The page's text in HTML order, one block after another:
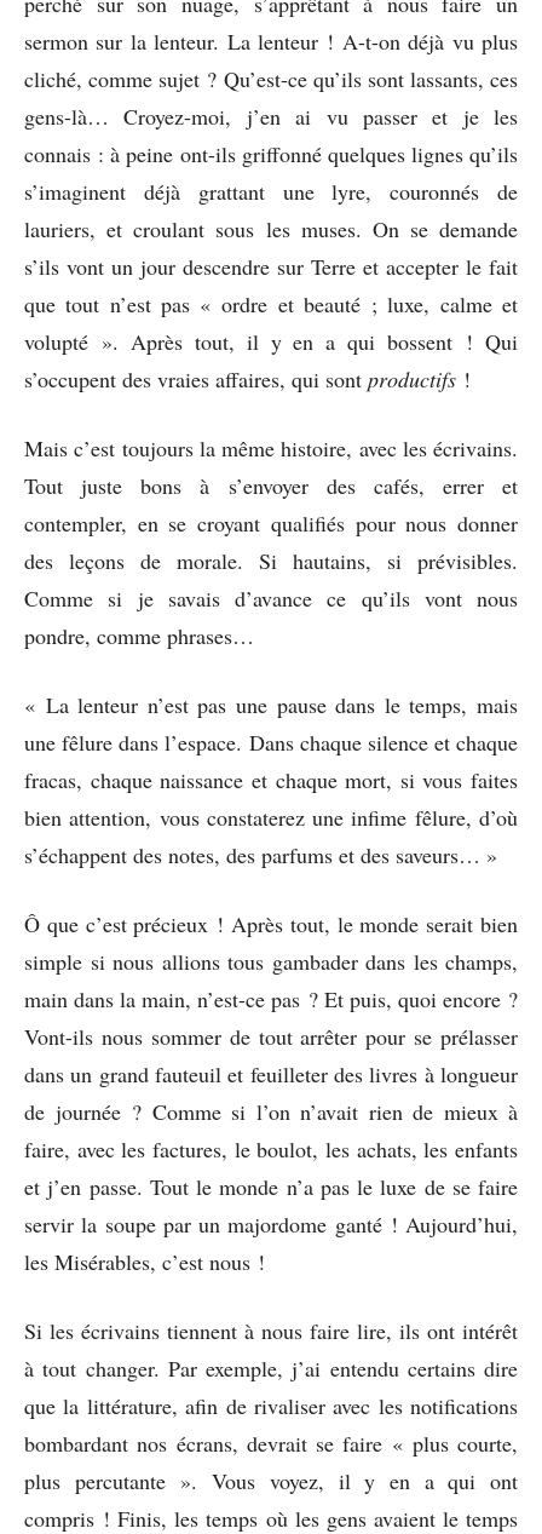
sermon sur la lenteur. La lenteur ! A-t-on déjà vu plus
cliché, comme sujet ? Qu’est-ce qu’ils sont lassants, ces
gens-là… Croyez-moi, j’en ai vu passer et je les
connais : à peine ont-ils griffonné quelques lignes qu’ils
s’imaginent déjà grattant une lyre, couronnés de
lauriers, et croulant sous les muses. On se demande
s’ils vont un jour descendre sur Terre et accepter le fait
que tout n’est pas « ordre et beauté ; luxe, calme et
volupté ». Après tout, il y en a qui bossent ! Qui
s’occupent des vraies affaires, qui sont productifs !
Mais c’est toujours la même histoire, avec les écrivains.
Tout juste bons à s’envoyer des cafés, errer et
contempler, en se croyant qualifiés pour nous donner
des leçons de morale. Si hautains, si prévisibles.
Comme si je savais d’avance ce qu’ils vont nous
pondre, comme phrases…
« La lenteur n’est pas une pause dans le temps, mais
une fêlure dans l’espace. Dans chaque silence et chaque
fracas, chaque naissance et chaque mort, si vous faites
bien attention, vous constaterez une infime fêlure, d’où
s’échappent des notes, des parfums et des saveurs… »
Ô que c’est précieux ! Après tout, le monde serait bien
simple si nous allions tous gambader dans les champs,
main dans la main, n’est-ce pas ? Et puis, quoi encore ?
Vont-ils nous sommer de tout arrêter pour se prélasser
dans un grand fauteuil et feuilleter des livres à longueur
de journée ? Comme si l’on n’avait rien de mieux à
faire, avec les factures, le boulot, les achats, les enfants
et j’en passe. Tout le monde n’a pas le luxe de se faire
servir la soupe par un majordome ganté ! Aujourd’hui,
les Misérables, c’est nous !
Si les écrivains tiennent à nous faire lire, ils ont intérêt
à tout changer. Par exemple, j’ai entendu certains dire
que la littérature, afin de rivaliser avec les notifications
bombardant nos écrans, devrait se faire « plus courte,
plus percutante ». Vous voyez, il y en a qui ont
compris ! Finis, les temps où les gens avaient le temps